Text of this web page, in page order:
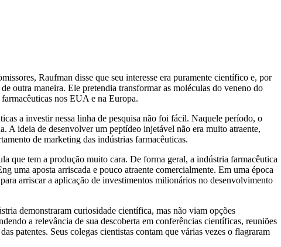
Raufman disse que seu interesse era puramente científico e, por
outra maneira. Ele pretendia transformar as moléculas do veneno do
nos EUA e na Europa.
a investir nessa linha de pesquisa não foi fácil. Naquele período, o
A ideia de desenvolver um peptídeo injetável não era muito atraente,
de marketing das indústrias farmacêuticas.
que tem a produção muito cara. De forma geral, a indústria farmacêutica
uma aposta arriscada e pouco atraente comercialmente. Em uma época
arriscar a aplicação de investimentos milionários no desenvolvimento
demonstraram curiosidade científica, mas não viam opções
a relevância de sua descoberta em conferências científicas, reuniões
patentes. Seus colegas cientistas contam que várias vezes o flagraram